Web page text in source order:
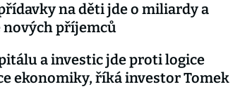
na děti jde o miliardy a
příjemců
a investic jde proti logice
ekonomiky, říká investor Tomek